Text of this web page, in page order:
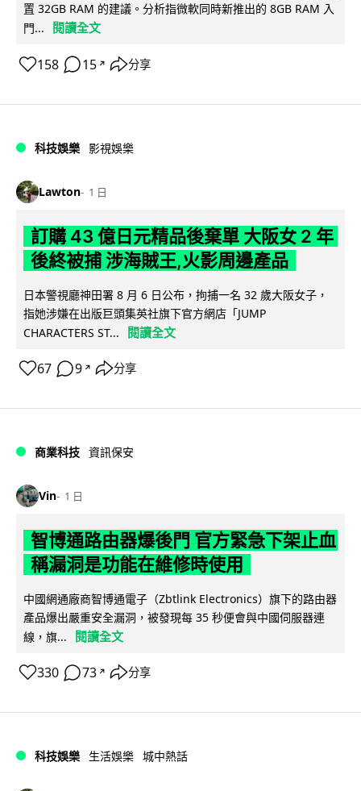
置 32GB RAM 的建議。分析指微軟同時新推出的 8GB RAM 入
門...
閱讀全文
158 15 ↗ 分享
科技娛樂 影視娛樂
Lawton 1 日
訂購 43 億日元精品後棄單 大阪女 2 年
後終被捕 涉海賊王,火影周邊產品
日本警視廳神田署 8 月 6 日公布，拘捕一名 32 歲大阪女子，
指她涉嫌在出版巨頭集英社旗下官方網店「JUMP
CHARACTERS ST...
閱讀全文
67 9 ↗ 分享
商業科技 資訊保安
Vin 1 日
智博通路由器爆後門 官方緊急下架止血
稱漏洞是功能在維修時使用
中國網通廠商智博通電子（Zbtlink Electronics）旗下的路由器
產品爆出嚴重安全漏洞，被發現每 35 秒便會與中國伺服器連
線，旗...
閱讀全文
330 73 ↗ 分享
科技娛樂 生活娛樂 城中熱話